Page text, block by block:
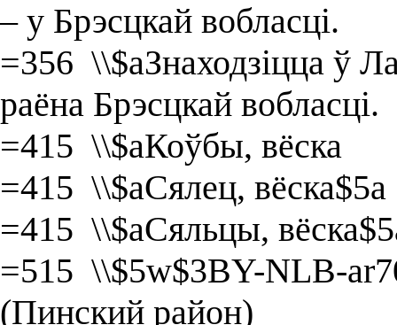
– у Брэсцкай вобласці.
=356 \\$aЗнаходзіцца ў
раёна Брэсцкай вобласці.
=415 \\$aКоўбы, вёска
=415 \\$aСялец, вёска$5a
=415 \\$aСяльцы,
=515 \\$5w$3BY-NLB-
(Пинский район)